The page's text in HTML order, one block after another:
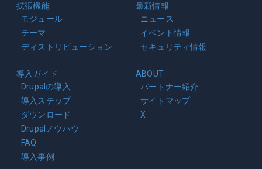
拡張機能
モジュール
テーマ
ディストリビューション
最新情報
ニュース
イベント情報
セキュリティ情報
導入ガイド
Drupalの導入
導入ステップ
ダウンロード
Drupalノウハウ
FAQ
導入事例
ABOUT
パートナー紹介
サイトマップ
X